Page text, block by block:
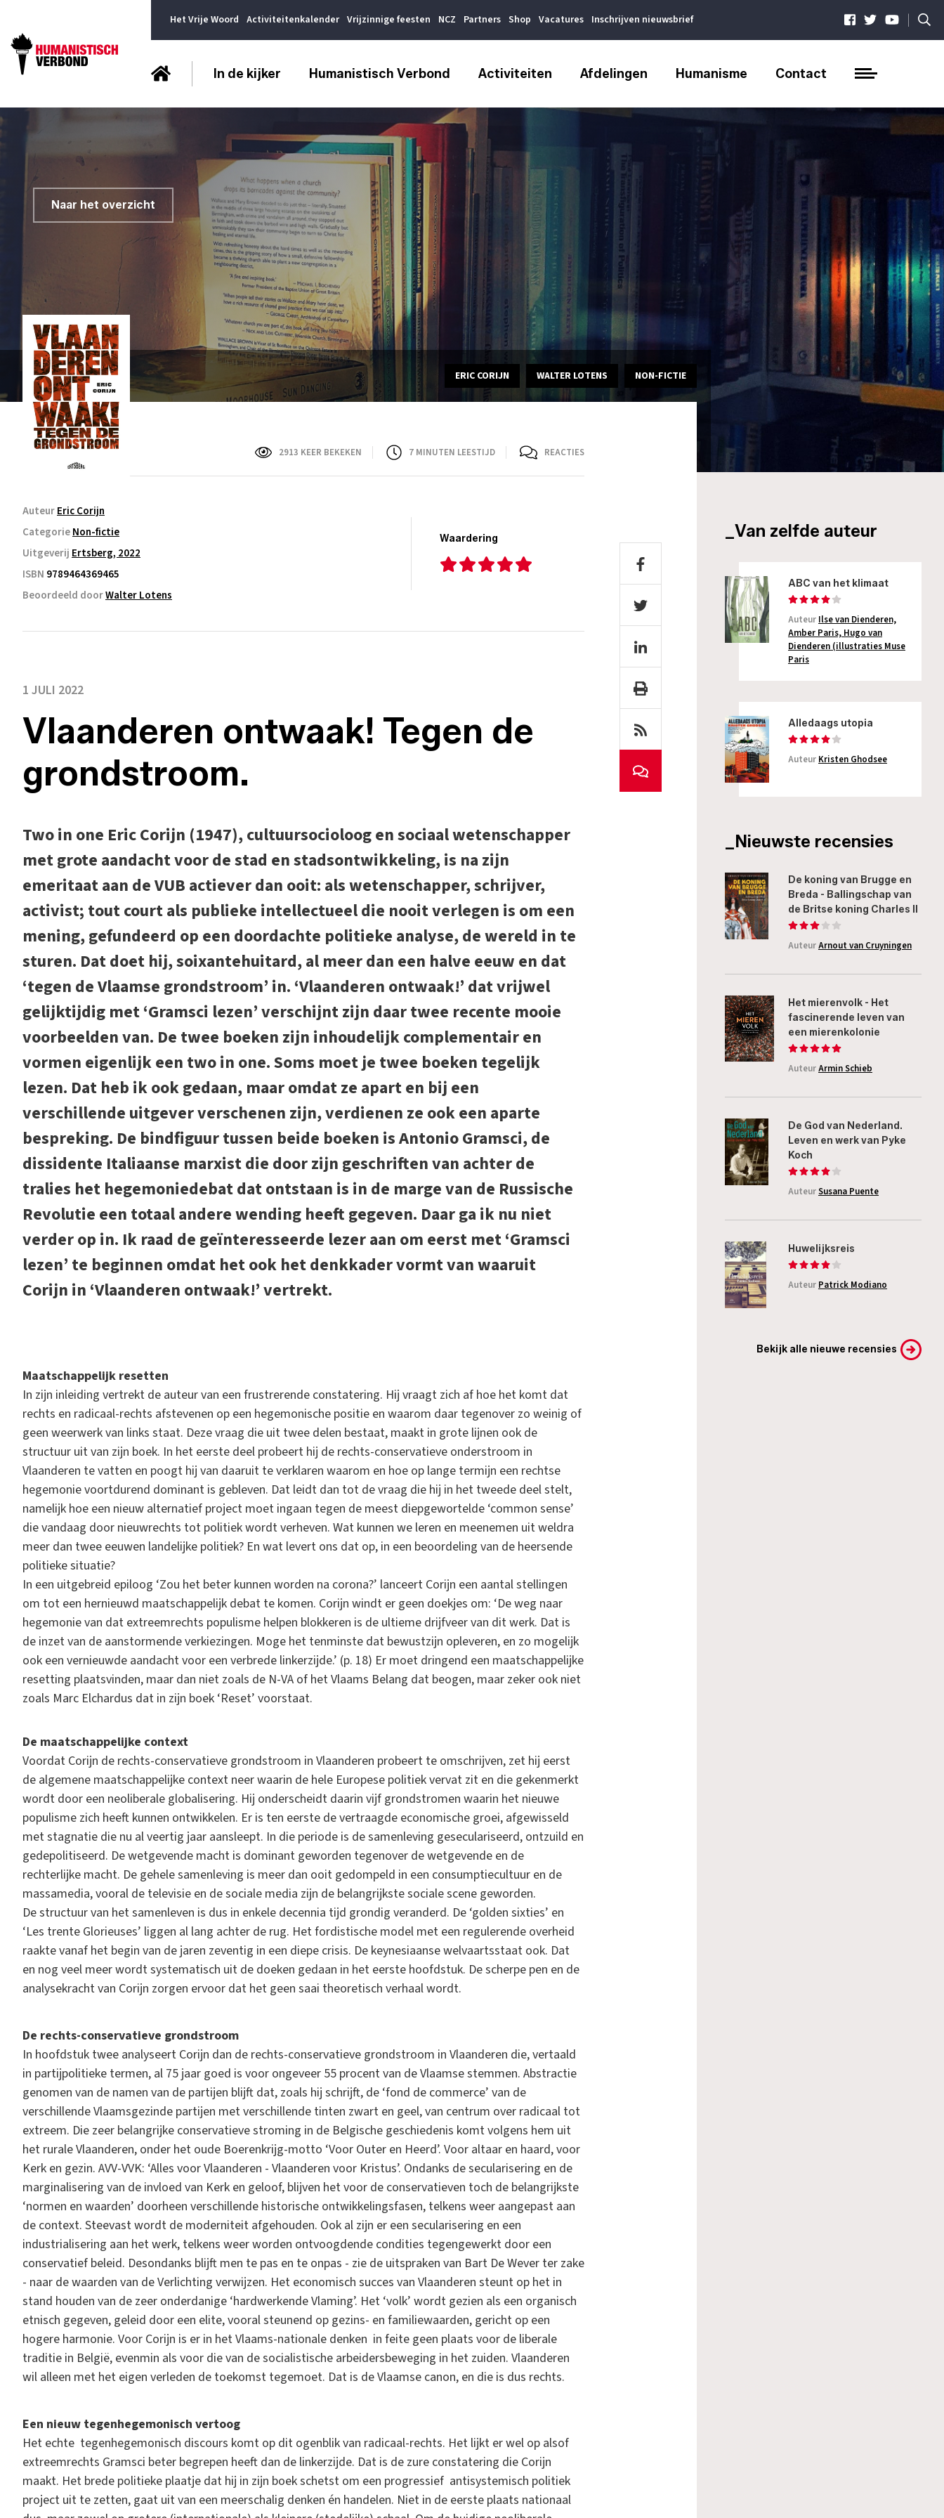
Het Vrije Woord Activiteitenkalender Vrijzinnige feesten NCZ Partners Shop Vacatures Inschrijven nieuwsbrief |
In de kijker Humanistisch Verbond Activiteiten Afdelingen Humanisme Contact
Naar het overzicht
ERIC CORIJN WALTER LOTENS NON-FICTIE
2913 KEER BEKEKEN 7 MINUTEN LEESTIJD REACTIES
AuteurEric Corijn
CategorieNon-fictie
Uitgeverij Ertsberg, 2022
ISBN 9789464369465
Beoordeeld doorWalter Lotens
Waardering
1 JULI 2022
Vlaanderen ontwaak! Tegen de
grondstroom.
Two in one Eric Corijn (1947), cultuursocioloog en sociaal wetenschapper
met grote aandacht voor de stad en stadsontwikkeling, is na zijn
emeritaat aan de VUB actiever dan ooit: als wetenschapper, schrijver,
activist; tout court als publieke intellectueel die nooit verlegen is om een
mening, gefundeerd op een doordachte politieke analyse, de wereld in te
sturen. Dat doet hij, soixantehuitard, al meer dan een halve eeuw en dat
‘tegen de Vlaamse grondstroom’ in. ‘Vlaanderen ontwaak!’ dat vrijwel
gelijktijdig met ‘Gramsci lezen’ verschijnt zijn daar twee recente mooie
voorbeelden van. De twee boeken zijn inhoudelijk complementair en
vormen eigenlijk een two in one. Soms moet je twee boeken tegelijk
lezen. Dat heb ik ook gedaan, maar omdat ze apart en bij een
verschillende uitgever verschenen zijn, verdienen ze ook een aparte
bespreking. De bindfiguur tussen beide boeken is Antonio Gramsci, de
dissidente Italiaanse marxist die door zijn geschriften van achter de
tralies het hegemoniedebat dat ontstaan is in de marge van de Russische
Revolutie een totaal andere wending heeft gegeven. Daar ga ik nu niet
verder op in. Ik raad de geïnteresseerde lezer aan om eerst met ‘Gramsci
lezen’ te beginnen omdat het ook het denkkader vormt van waaruit
Corijn in ‘Vlaanderen ontwaak!’ vertrekt.
Maatschappelijk resetten
In zijn inleiding vertrekt de auteur van een frustrerende constatering. Hij vraagt zich af hoe het komt dat
rechts en radicaal-rechts afstevenen op een hegemonische positie en waarom daar tegenover zo weinig of
geen weerwerk van links staat. Deze vraag die uit twee delen bestaat, maakt in grote lijnen ook de
structuur uit van zijn boek. In het eerste deel probeert hij de rechts-conservatieve onderstroom in
Vlaanderen te vatten en poogt hij van daaruit te verklaren waarom en hoe op lange termijn een rechtse
hegemonie voortdurend dominant is gebleven. Dat leidt dan tot de vraag die hij in het tweede deel stelt,
namelijk hoe een nieuw alternatief project moet ingaan tegen de meest diepgewortelde ‘common sense’
die vandaag door nieuwrechts tot politiek wordt verheven. Wat kunnen we leren en meenemen uit weldra
meer dan twee eeuwen landelijke politiek? En wat levert ons dat op, in een beoordeling van de heersende
politieke situatie?
In een uitgebreid epiloog ‘Zou het beter kunnen worden na corona?’ lanceert Corijn een aantal stellingen
om tot een hernieuwd maatschappelijk debat te komen. Corijn windt er geen doekjes om: ‘De weg naar
hegemonie van dat extreemrechts populisme helpen blokkeren is de ultieme drijfveer van dit werk. Dat is
de inzet van de aanstormende verkiezingen. Moge het tenminste dat bewustzijn opleveren, en zo mogelijk
ook een vernieuwde aandacht voor een verbrede linkerzijde.’ (p. 18) Er moet dringend een maatschappelijke
resetting plaatsvinden, maar dan niet zoals de N-VA of het Vlaams Belang dat beogen, maar zeker ook niet
zoals Marc Elchardus dat in zijn boek ‘Reset’ voorstaat.
De maatschappelijke context
Voordat Corijn de rechts-conservatieve grondstroom in Vlaanderen probeert te omschrijven, zet hij eerst
de algemene maatschappelijke context neer waarin de hele Europese politiek vervat zit en die gekenmerkt
wordt door een neoliberale globalisering. Hij onderscheidt daarin vijf grondstromen waarin het nieuwe
populisme zich heeft kunnen ontwikkelen. Er is ten eerste de vertraagde economische groei, afgewisseld
met stagnatie die nu al veertig jaar aansleept. In die periode is de samenleving geseculariseerd, ontzuild en
gedepolitiseerd. De wetgevende macht is dominant geworden tegenover de wetgevende en de
rechterlijke macht. De gehele samenleving is meer dan ooit gedompeld in een consumptiecultuur en de
massamedia, vooral de televisie en de sociale media zijn de belangrijkste sociale scene geworden.
De structuur van het samenleven is dus in enkele decennia tijd grondig veranderd. De ‘golden sixties’ en
‘Les trente Glorieuses’ liggen al lang achter de rug. Het fordistische model met een regulerende overheid
raakte vanaf het begin van de jaren zeventig in een diepe crisis. De keynesiaanse welvaartsstaat ook. Dat
en nog veel meer wordt systematisch uit de doeken gedaan in het eerste hoofdstuk. De scherpe pen en de
analysekracht van Corijn zorgen ervoor dat het geen saai theoretisch verhaal wordt.
De rechts-conservatieve grondstroom
In hoofdstuk twee analyseert Corijn dan de rechts-conservatieve grondstroom in Vlaanderen die, vertaald
in partijpolitieke termen, al 75 jaar goed is voor ongeveer 55 procent van de Vlaamse stemmen. Abstractie
genomen van de namen van de partijen blijft dat, zoals hij schrijft, de ‘fond de commerce’ van de
verschillende Vlaamsgezinde partijen met verschillende tinten zwart en geel, van centrum over radicaal tot
extreem. Die zeer belangrijke conservatieve stroming in de Belgische geschiedenis komt volgens hem uit
het rurale Vlaanderen, onder het oude Boerenkrijg-motto ‘Voor Outer en Heerd’. Voor altaar en haard, voor
Kerk en gezin. AVV-VVK: ‘Alles voor Vlaanderen - Vlaanderen voor Kristus’. Ondanks de secularisering en de
marginalisering van de invloed van Kerk en geloof, blijven het voor de conservatieven toch de belangrijkste
‘normen en waarden’ doorheen verschillende historische ontwikkelingsfasen, telkens weer aangepast aan
de context. Steevast wordt de moderniteit afgehouden. Ook al zijn er een secularisering en een
industrialisering aan het werk, telkens weer worden ontvoogdende condities tegengewerkt door een
conservatief beleid. Desondanks blijft men te pas en te onpas - zie de uitspraken van Bart De Wever ter zake
- naar de waarden van de Verlichting verwijzen. Het economisch succes van Vlaanderen steunt op het in
stand houden van de zeer onderdanige ‘hardwerkende Vlaming’. Het ‘volk’ wordt gezien als een organisch
etnisch gegeven, geleid door een elite, vooral steunend op gezins- en familiewaarden, gericht op een
hogere harmonie. Voor Corijn is er in het Vlaams-nationale denken in feite geen plaats voor de liberale
traditie in België, evenmin als voor die van de socialistische arbeidersbeweging in het zuiden. Vlaanderen
wil alleen met het eigen verleden de toekomst tegemoet. Dat is de Vlaamse canon, en die is dus rechts.
Een nieuw tegenhegemonisch vertoog
Het echte tegenhegemonisch discours komt op dit ogenblik van radicaal-rechts. Het lijkt er wel op alsof
extreemrechts Gramsci beter begrepen heeft dan de linkerzijde. Dat is de zure constatering die Corijn
maakt. Het brede politieke plaatje dat hij in zijn boek schetst om een progressief antisystemisch politiek
project uit te zetten, gaat uit van een meerschalig denken én handelen. Niet in de eerste plaats nationaal
_Van zelfde auteur
ABC van het klimaat
Auteur Ilse van Dienderen,
Amber Paris, Hugo van
Dienderen (illustraties Muse
Paris
Alledaags utopia
Auteur Kristen Ghodsee
_Nieuwste recensies
De koning van Brugge en
Breda - Ballingschap van
de Britse koning Charles II
AuteurArnout van Cruyningen
Het mierenvolk - Het
fascinerende leven van
een mierenkolonie
AuteurArmin Schieb
De God van Nederland.
Leven en werk van Pyke
Koch
AuteurSusana Puente
Huwelijksreis
Auteur Patrick Modiano
Bekijk alle nieuwe recensies